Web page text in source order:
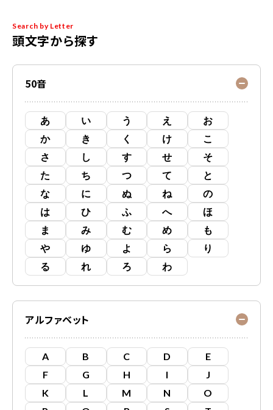
Search by Letter
頭文字から探す
50音
あ い う え
お
か
き く け
こ
さ
し す せ
そ
た
ち つ て
と
な
に ぬ ね
の
は
ひ ふ へ
ほ
ま
み む め
も
や
ゆ よ ら
り
る
れ ろ わ
アルファベット
A B C D
E
F
G H I
J
K
L M N
O